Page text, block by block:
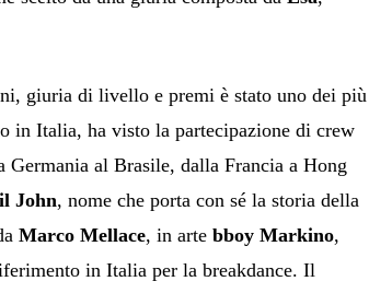
giuria di livello e premi è stato uno dei più
in Italia, ha visto la partecipazione di crew
al Brasile, dalla Francia a Hong
John, nome che porta con sé la storia della
Marco Mellace, in artebboy Markino,
in Italia per la breakdance. Il